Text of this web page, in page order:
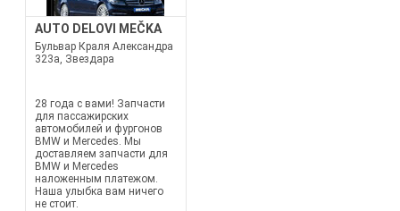
AUTO DELOVI MEČKA
Бульвар Краля Александра
323а, Звездара
28 года с вами! Запчасти
для пассажирских
автомобилей и фургонов
BMW и Mercedes. Мы
доставляем запчасти для
BMW и Mercedes
наложенным платежом.
Наша улыбка вам ничего
не стоит.